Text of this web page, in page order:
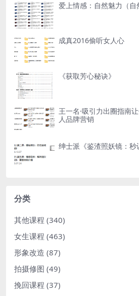
爱上情感：自然魅力（自
成真2016偷听女人心
《获取芳心秘诀》
王一名·吸引力出圈指南
人品牌营销
绅士派《鉴渣照妖镜：秒
分类
其他课程 (340)
女生课程 (463)
形象改造 (87)
拍摄修图 (49)
挽回课程 (37)